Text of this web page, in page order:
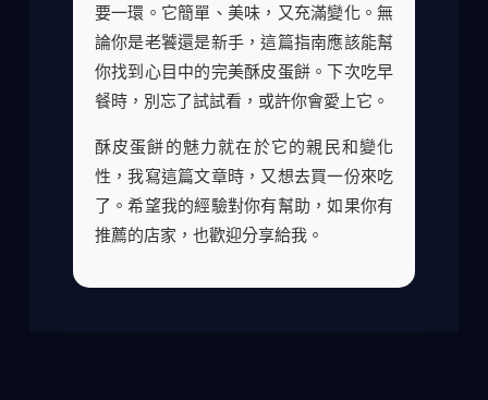
要一環。它簡單、美味，又充滿變化。無
論你是老饕還是新手，這篇指南應該能幫
你找到心目中的完美酥皮蛋餅。下次吃早
餐時，別忘了試試看，或許你會愛上它。
酥皮蛋餅的魅力就在於它的親民和變化
性，我寫這篇文章時，又想去買一份來吃
了。希望我的經驗對你有幫助，如果你有
推薦的店家，也歡迎分享給我。